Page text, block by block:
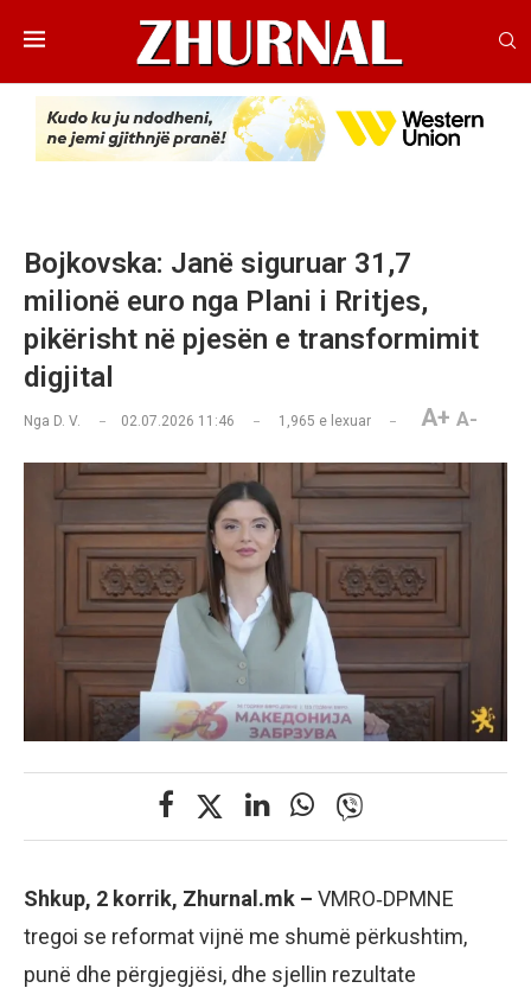
Bojkovska: Janë siguruar 31,7
milionë euro nga Plani i Rritjes,
pikërisht në pjesën e transformimit
digjital
Nga D. V. 02.07.2026 11:46 1,965 e lexuar A+ A-
Shkup, 2 korrik, Zhurnal.mk – VMRO‑DPMNE
tregoi se reformat vijnë me shumë përkushtim,
punë dhe përgjegjësi, dhe sjellin rezultate